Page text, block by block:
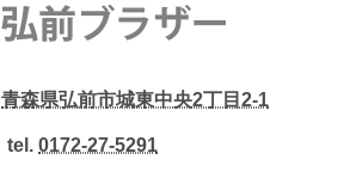
青森県弘前市城東中央2丁目2-1
tel. 0172-27-5291